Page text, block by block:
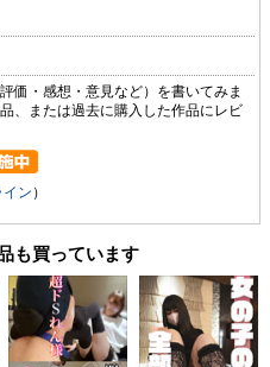
価・感想・意見など）を書いてみま
、または過去に購入した作品にレビ
イン ）
も買っています